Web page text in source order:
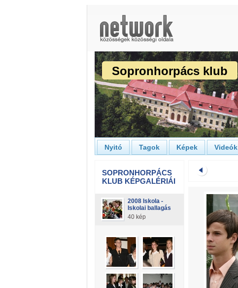
Sopronhorpács klub
Nyitó Tagok Képek Videók
SOPRONHORPÁCS
KLUB KÉPGALÉRIÁI
2008 Iskola -
Iskolai ballagás
40 kép